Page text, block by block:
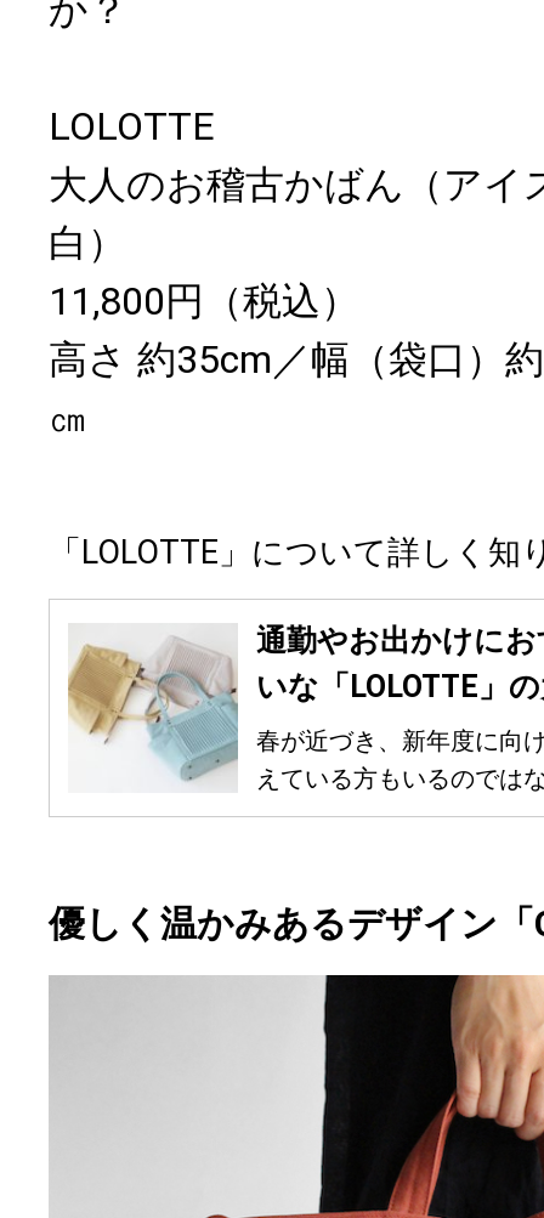
か？
LOLOTTE
大人のお稽古かばん（アイ
白）
11,800円（税込）
高さ 約35cm／幅（袋口）
㎝
「LOLOTTE」について詳しく
通勤やお出かけに
いな「LOLOTTE」
春が近づき、新年度に向
えている方もいるのでは
優しく温かみあるデザイン「